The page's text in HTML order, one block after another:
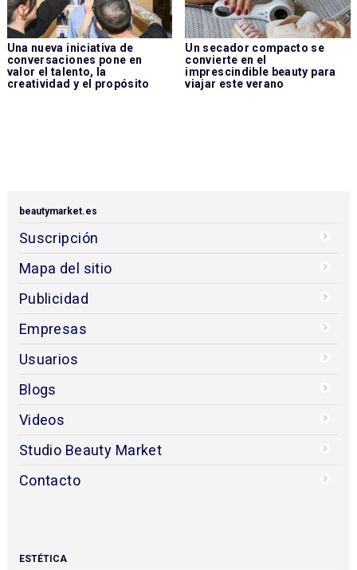
Una nueva iniciativa de
conversaciones pone en
valor el talento, la
creatividad y el propósito
Un secador compacto se
convierte en el
imprescindible beauty para
viajar este verano
beautymarket.es
Suscripción
Mapa del sitio
Publicidad
Empresas
Usuarios
Blogs
Videos
Studio Beauty Market
Contacto
ESTÉTICA